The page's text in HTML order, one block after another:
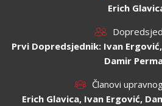
Erich
Prvi Dopredsjednik: Ivan
Damir
Članovi
Erich Glavica, Ivan Ergović,